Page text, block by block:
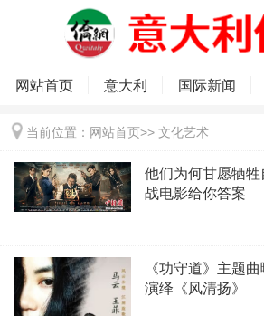
网站首页 意大利 国际新闻
当前位置： 网站首页>> 文化艺术
他们为何甘愿牺
战电影给你答案
《功守道》主题
演绎《风清扬》